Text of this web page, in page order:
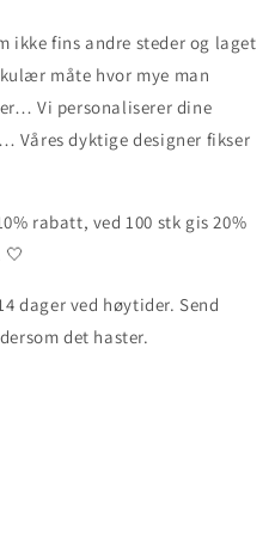
ikke fins andre steder og laget
måte hvor mye man
Vi personaliserer dine
Våres dyktige designer fikser
rabatt, ved 100 stk gis 20%
dager ved høytider. Send
dersom det haster.